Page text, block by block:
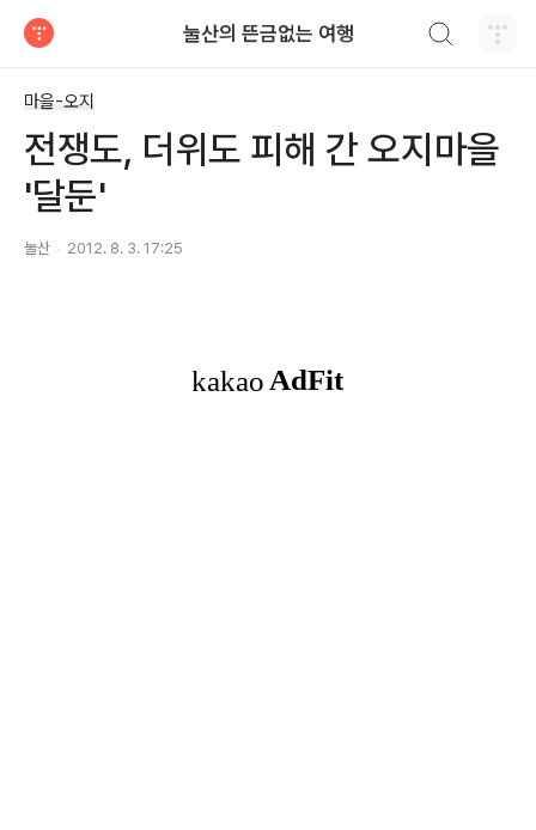
눌산의 뜬금없는 여행
마을-오지
전쟁도, 더위도 피해 간 오지마을
'달둔'
눌산 2012. 8. 3. 17:25